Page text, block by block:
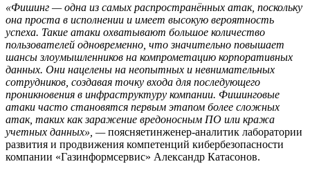
«Фишинг — одна из самых распространённых атак, поскольку
она проста в исполнении и имеет высокую вероятность
успеха. Такие атаки охватывают большое количество
пользователей одновременно, что значительно повышает
шансы злоумышленников на компрометацию корпоративных
данных. Они нацелены на неопытных и невнимательных
сотрудников, создавая точку входа для последующего
проникновения в инфраструктуру компании. Фишинговые
атаки часто становятся первым этапом более сложных
атак, таких как заражение вредоносным ПО или кража
учетных данных», —поясняетинженер-аналитик лаборатории
развития и продвижения компетенций кибербезопасности
компании «Газинформсервис» Александр Катасонов.